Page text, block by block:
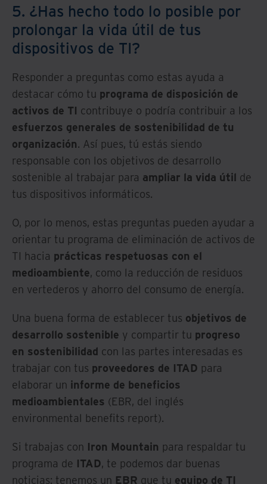
5. ¿Has hecho todo lo posible por
prolongar la vida útil de tus
dispositivos de TI?
Responder a preguntas como estas ayuda a
destacar cómo tu programa de disposición de
activos de TI contribuye o podría contribuir a los
esfuerzos generales de sostenibilidad de tu
organización. Así pues, tú estás siendo
responsable con los objetivos de desarrollo
sostenible al trabajar para ampliar la vida útil de
tus dispositivos informáticos.
O, por lo menos, estas preguntas pueden ayudar a
orientar tu programa de eliminación de activos de
TI hacia prácticas respetuosas con el
medioambiente, como la reducción de residuos
en vertederos y ahorro del consumo de energía.
Una buena forma de establecer tus objetivos de
desarrollo sostenible y compartir tu progreso
en sostenibilidad con las partes interesadas es
trabajar con tus proveedores de ITAD para
elaborar un informe de beneficios
medioambientales (EBR, del inglés
environmental benefits report).
Si trabajas con Iron Mountain para respaldar tu
programa de ITAD, te podemos dar buenas
noticias: tenemos un EBR que tu equipo de TI